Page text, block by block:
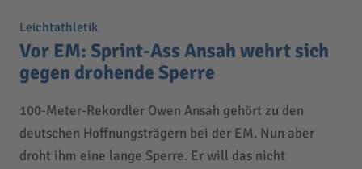
Leichtathletik
Vor EM: Sprint-Ass Ansah wehrt sich
gegen drohende Sperre
100-Meter-Rekordler Owen Ansah gehört zu den
deutschen Hoffnungsträgern bei der EM. Nun aber
droht ihm eine lange Sperre. Er will das nicht